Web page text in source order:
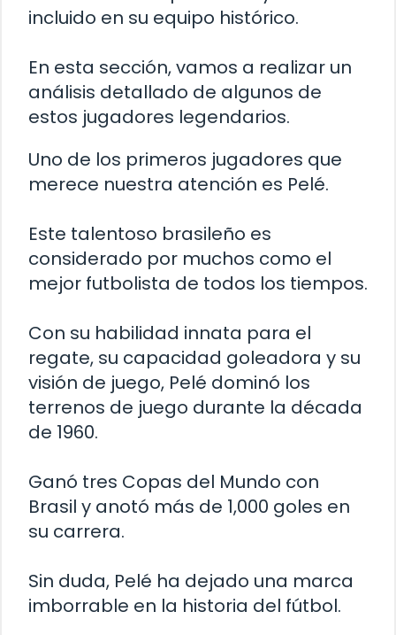
incluido en su equipo histórico.
En esta sección, vamos a realizar un
análisis detallado de algunos de
estos jugadores legendarios.
Uno de los primeros jugadores que
merece nuestra atención es Pelé.
Este talentoso brasileño es
considerado por muchos como el
mejor futbolista de todos los tiempos.
Con su habilidad innata para el
regate, su capacidad goleadora y su
visión de juego, Pelé dominó los
terrenos de juego durante la década
de 1960.
Ganó tres Copas del Mundo con
Brasil y anotó más de 1,000 goles en
su carrera.
Sin duda, Pelé ha dejado una marca
imborrable en la historia del fútbol.